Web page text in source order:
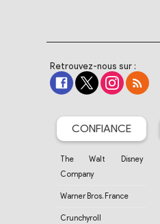
Retrouvez-nous sur :
CONFIANCE
The Walt Disney
Company
Warner Bros. France
Crunchyroll